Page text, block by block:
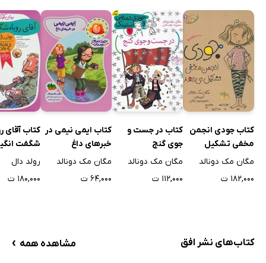
کتاب جودی انجمن
مخفی تشکیل
می‌دهد
مگان مک دونالد
۱۸۲,۰۰۰ ت
کتاب در جست و
جوی گنج
مگان مک دونالد
۱۱۲,۰۰۰ ت
کتاب ایمی نیمی در
خبرهای داغ
مگان مک دونالد
۶۴,۰۰۰ ت
کتاب آقای
شگفت
رولد دال
۱۸۰,۰۰۰ ت
کتاب‌های نشر افق مشاهده همه ›